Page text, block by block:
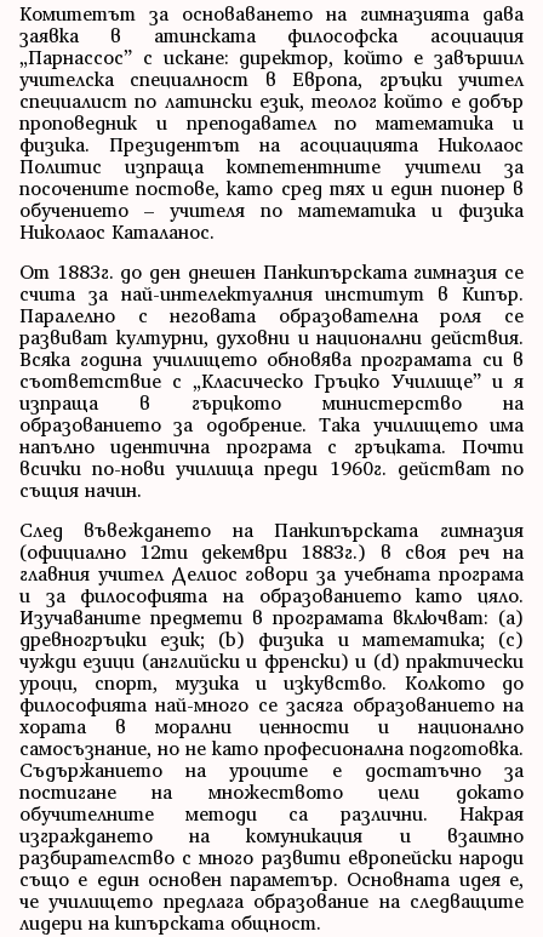
Комитетът за основаването на гимназията дава
заявка в атинската философска асоциация
„Парнассос” с искане: директор, който е завършил
учителска специалност в Европа, гръцки учител
специалист по латински език, теолог който е добър
проповедник и преподавател по математика и
физика. Президентът на асоциацията Николаос
Политис изпраща компетентните учители за
посочените постове, като сред тях и един пионер в
обучението – учителя по математика и физика
Николаос Каталанос.
От 1883г. до ден днешен Панкипърската гимназия се
счита за най-интелектуалния институт в Кипър.
Паралелно с неговата образователна роля се
развиват културни, духовни и национални действия.
Всяка година училището обновява програмата си в
съответствие с „Класическо Гръцко Училище” и я
изпраща в гърцкото министерство на
образованието за одобрение. Така училището има
напълно идентична програма с гръцката. Почти
всички по-нови училища преди 1960г. действат по
същия начин.
След въвеждането на Панкипърската гимназия
(официално 12ти декември 1883г.) в своя реч на
главния учител Делиос говори за учебната програма
и за философията на образованието като цяло.
Изучаваните предмети в програмата включват: (a)
древногръцки език; (b) физика и математика; (c)
чужди езици (английски и френски) и (d) практически
уроци, спорт, музика и изкувство. Колкото до
философията най-много се засяга образованието на
хората в морални ценности и национално
самосъзнание, но не като професионална подготовка.
Съдържанието на уроците е достатъчно за
постигане на множеството цели докато
обучителните методи са различни. Накрая
изграждането на комуникация и взаимно
разбирателство с много развити европейски народи
също е един основен параметър. Основната идея е,
че училището предлага образование на следващите
лидери на кипърската общност.